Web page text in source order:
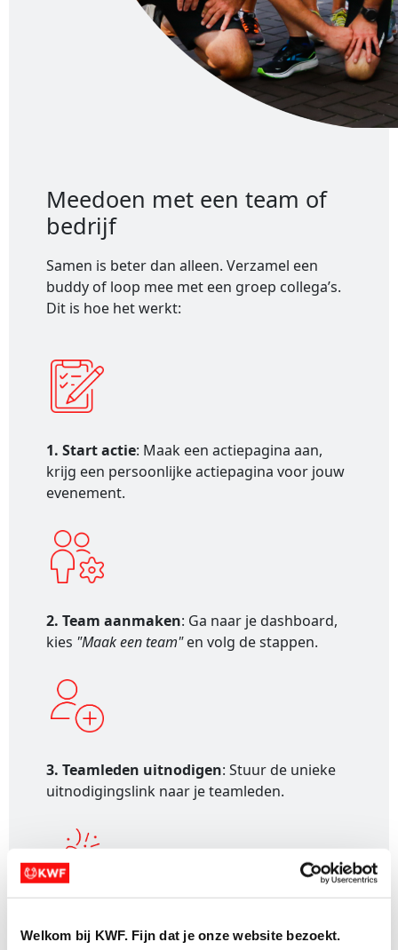
Welkom bij KWF. Fijn dat je onze website bezoekt.
Meedoen met een team of
bedrijf
Samen is beter dan alleen. Verzamel een
buddy of loop mee met een groep collega’s.
Dit is hoe het werkt:
1. Start actie: Maak een actiepagina aan,
krijg een persoonlijke actiepagina voor jouw
evenement.
2. Team aanmaken: Ga naar je dashboard,
kies "Maak een team"en volg de stappen.
3. Teamleden uitnodigen: Stuur de unieke
uitnodigingslink naar je teamleden.
om donaties en vier samen je impact!